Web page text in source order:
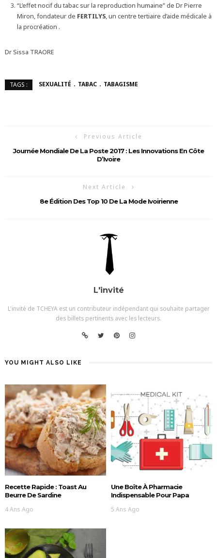
“L’effet nocif du tabac sur la reproduction humaine” de Dr Pierre
Miron, fondateur de FERTILYS, un centre tertiaire d’aide médicale à
la procréation .
Dr Sissa TRAORE
TAGS : SEXUALITÉ TABAC TABAGISME
Previous Article
Journée Mondiale De La Poste 2017 : Les Innovations En Côte
D’Ivoire
Next Article
8e Édition Des Top 10 De La Mode Ivoirienne
L'invité
L'invité de TCHEYA est un contributeur indépendant qui souhaite partager
des billets pertinents avec les lecteurs.
YOU MIGHT ALSO LIKE
Recette Rapide : Toast Au
Beurre De Sardine
4 Ans Ago
Une Boîte À Pharmacie
Indispensable Pour Papa
5 Ans Ago